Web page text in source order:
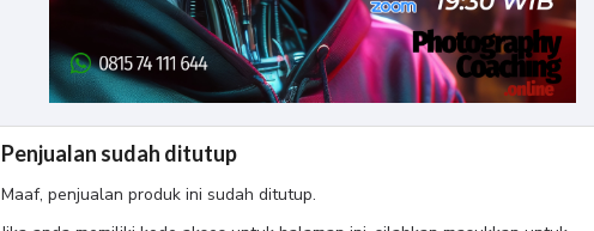
Penjualan sudah ditutup
Maaf, penjualan produk ini sudah ditutup.